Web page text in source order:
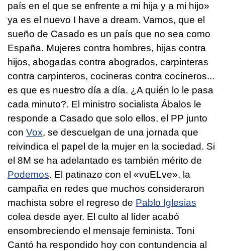
país en el que se enfrente a mi hija y a mi hijo»
ya es el nuevo I have a dream. Vamos, que el
sueño de Casado es un país que no sea como
España. Mujeres contra hombres, hijas contra
hijos, abogadas contra abogrados, carpinteras
contra carpinteros, cocineras contra cocineros...
es que es nuestro día a día. ¿A quién lo le pasa
cada minuto?. El ministro socialista Ábalos le
responde a Casado que solo ellos, el PP junto
con Vox, se descuelgan de una jornada que
reivindica el papel de la mujer en la sociedad. Si
el 8M se ha adelantado es también mérito de
Podemos. El patinazo con el «vuELve», la
campaña en redes que muchos consideraron
machista sobre el regreso de Pablo Iglesias
colea desde ayer. El culto al líder acabó
ensombreciendo el mensaje feminista. Toni
Cantó ha respondido hoy con contundencia al